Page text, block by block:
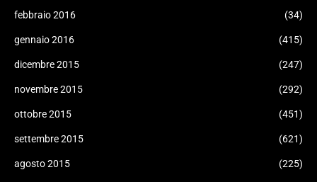
febbraio 2016 (34)
gennaio 2016 (415)
dicembre 2015 (247)
novembre 2015 (292)
ottobre 2015 (451)
settembre 2015 (621)
agosto 2015 (225)